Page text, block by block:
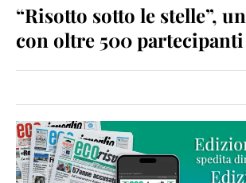
“Risotto sotto le stelle”,
con oltre 500 partecipanti